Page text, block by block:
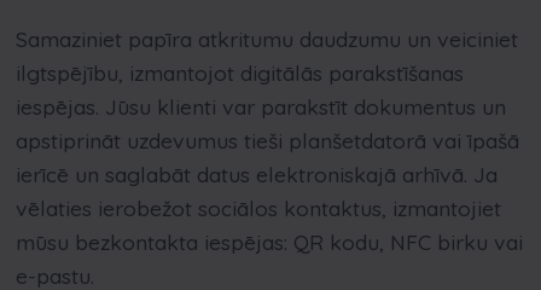
Samaziniet papīra atkritumu daudzumu un veiciniet
ilgtspējību, izmantojot digitālās parakstīšanas
iespējas. Jūsu klienti var parakstīt dokumentus un
apstiprināt uzdevumus tieši planšetdatorā vai īpašā
ierīcē un saglabāt datus elektroniskajā arhīvā. Ja
vēlaties ierobežot sociālos kontaktus, izmantojiet
mūsu bezkontakta iespējas: QR kodu, NFC birku vai
e-pastu.